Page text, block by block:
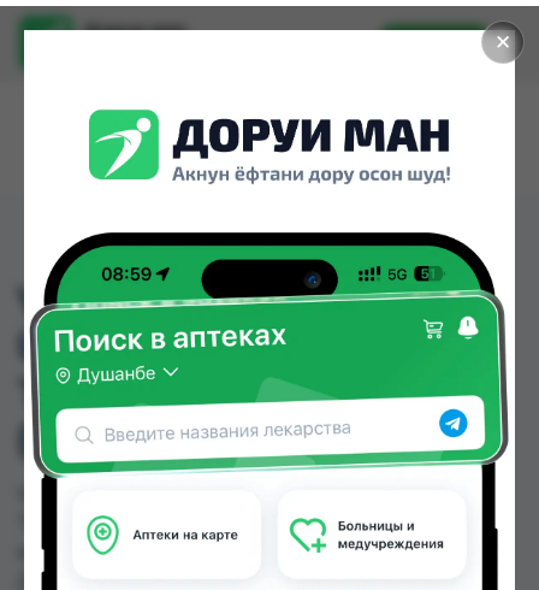
✕
Доруи ман
Установить
VOLTAREN DOLO 25 MG
ÜBERZOGENE
TABLETTEN 20 ST
(ВОЛТАРЕН)
TABLETTEN 20 ST (ВОЛТАРЕН) можно купить
или заказать в аптеках, Дорухона Олмони №1,